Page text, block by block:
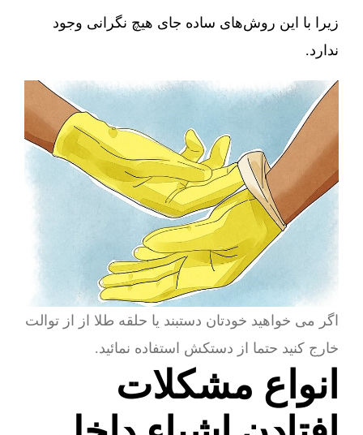
زیرا با این روش‌های ساده جای هیچ نگرانی وجود
ندارد.
اگر می خواهید خودتان دستبند یا حلقه طلا از از توالت
خارج کنید حتما از دستکش استفاده نمائید.
انواع مشکلات